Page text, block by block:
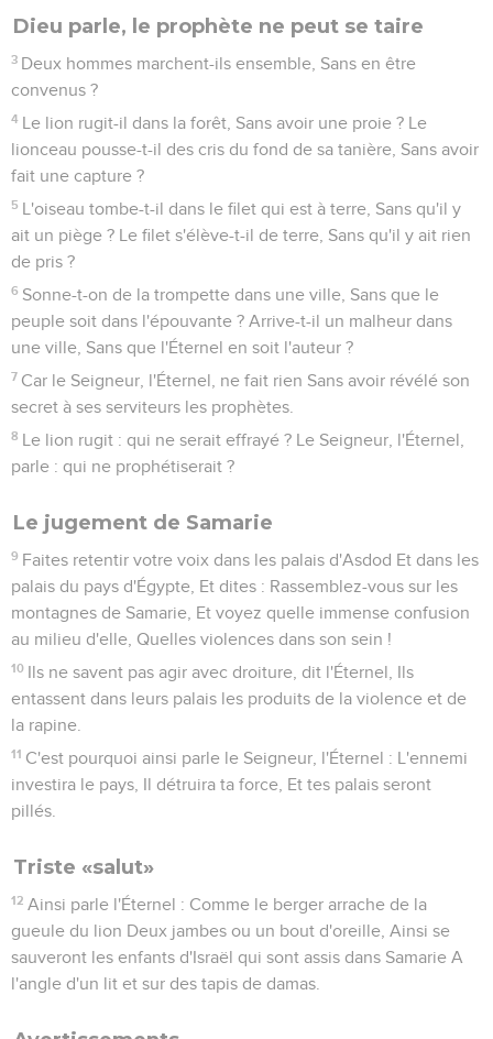
Dieu parle, le prophète ne peut se taire
3 Deux hommes marchent-ils ensemble, Sans en être
convenus ?
4 Le lion rugit-il dans la forêt, Sans avoir une proie ? Le
lionceau pousse-t-il des cris du fond de sa tanière, Sans avoir
fait une capture ?
5 L'oiseau tombe-t-il dans le filet qui est à terre, Sans qu'il y
ait un piège ? Le filet s'élève-t-il de terre, Sans qu'il y ait rien
de pris ?
6 Sonne-t-on de la trompette dans une ville, Sans que le
peuple soit dans l'épouvante ? Arrive-t-il un malheur dans
une ville, Sans que l'Éternel en soit l'auteur ?
7 Car le Seigneur, l'Éternel, ne fait rien Sans avoir révélé son
secret à ses serviteurs les prophètes.
8 Le lion rugit : qui ne serait effrayé ? Le Seigneur, l'Éternel,
parle : qui ne prophétiserait ?
Le jugement de Samarie
9 Faites retentir votre voix dans les palais d'Asdod Et dans les
palais du pays d'Égypte, Et dites : Rassemblez-vous sur les
montagnes de Samarie, Et voyez quelle immense confusion
au milieu d'elle, Quelles violences dans son sein !
10 Ils ne savent pas agir avec droiture, dit l'Éternel, Ils
entassent dans leurs palais les produits de la violence et de
la rapine.
11 C'est pourquoi ainsi parle le Seigneur, l'Éternel : L'ennemi
investira le pays, Il détruira ta force, Et tes palais seront
pillés.
Triste «salut»
12 Ainsi parle l'Éternel : Comme le berger arrache de la
gueule du lion Deux jambes ou un bout d'oreille, Ainsi se
sauveront les enfants d'Israël qui sont assis dans Samarie A
l'angle d'un lit et sur des tapis de damas.